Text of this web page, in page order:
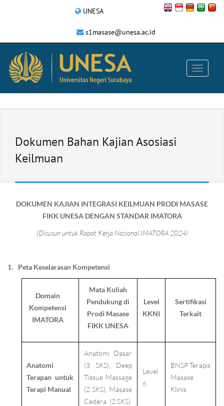
UNESA
s1masase@unesa.ac.id
Dokumen Bahan Kajian Asosiasi
Keilmuan
DOKUMEN KAJIAN INTEGRASI KEILMUAN PRODI MASASE
FIKK UNESA DENGAN STANDAR IMATORA
(Disusun untuk Rapat Kerja Nasional IMATORA 2024)
1. Peta Keselarasan Kompetensi
Domain
Kompetensi
IMATORA
Mata Kuliah
Pendukung di
Prodi Masase
FIKK UNESA
Level
KKNI
Sertifikasi
Terkait
Anatomi
Terapan untuk
Terapi Manual
Anatomi Dasar
(3 SKS), Deep
Tissue Massage
(2 SKS), Masase
Cedera (2 SKS)
Level
6
BNSP Terapis
Masase
Klinis